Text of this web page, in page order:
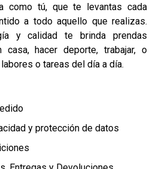
como tú, que te levantas cada
a todo aquello que realizas.
y calidad te brinda prendas
hacer deporte, trabajar, o
o tareas del día a día.
y protección de datos